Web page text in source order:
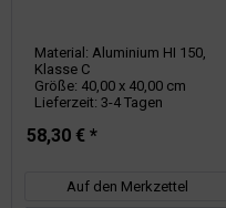
Material: Aluminium HI 150,
Klasse C
Größe: 40,00 x 40,00 cm
Lieferzeit: 3-4 Tagen
58,30 € *
Auf den Merkzettel